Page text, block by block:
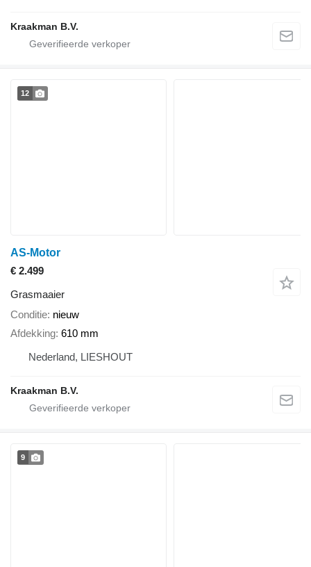
Kraakman B.V.
12
AS-Motor
€ 2.499
Grasmaaier
Conditie nieuw
Afdekking 610 mm
Nederland, LIESHOUT
Kraakman B.V.
9